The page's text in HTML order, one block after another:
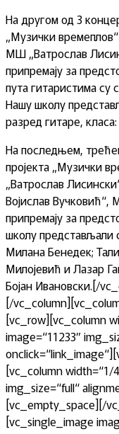
На другом од 3
„Музички
МШ „Ватрослав
припремају за
пута гитаристима
Нашу школу
разред гитаре,
На последњем,
пројекта „Музички
„Ватрослав
Војислав
припремају за
школу представљали
Милана Бенедек;
Милојевић и Лазар
Бојан Ивановски.[/
[/
[vc_row][vc_column
image=“11233″
[vc_column width=“1/
img_size=“full“
[vc_empty_space][/
[vc_single_image